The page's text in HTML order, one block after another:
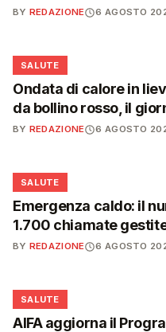
BY REDAZIONE 6 AGOSTO
❤️
SALUTE
Ondata di calore in
da bollino rosso, il
BY REDAZIONE 6 AGOSTO
❤️
SALUTE
Emergenza caldo: il
1.700 chiamate
BY REDAZIONE 6 AGOSTO
❤️
SALUTE
AIFA aggiorna il